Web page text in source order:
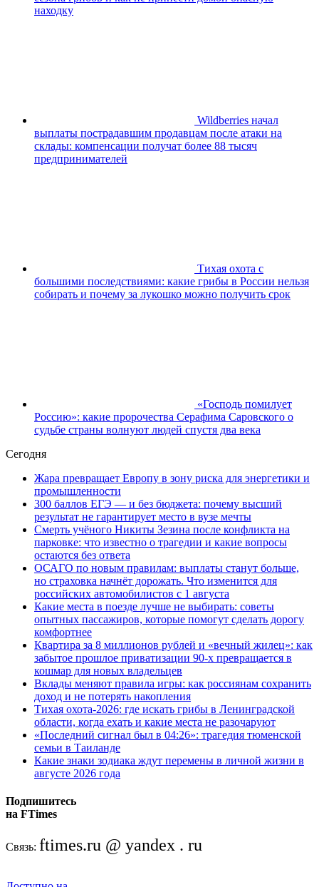
находку
Wildberries начал
выплаты пострадавшим продавцам после атаки на
склады: компенсации получат более 88 тысяч
предпринимателей
Тихая охота с
большими последствиями: какие грибы в России нельзя
собирать и почему за лукошко можно получить срок
«Господь помилует
Россию»: какие пророчества Серафима Саровского о
судьбе страны волнуют людей спустя два века
Сегодня
Жара превращает Европу в зону риска для энергетики и
промышленности
300 баллов ЕГЭ — и без бюджета: почему высший
результат не гарантирует место в вузе мечты
Смерть учёного Никиты Зезина после конфликта на
парковке: что известно о трагедии и какие вопросы
остаются без ответа
ОСАГО по новым правилам: выплаты станут больше,
но страховка начнёт дорожать. Что изменится для
российских автомобилистов с 1 августа
Какие места в поезде лучше не выбирать: советы
опытных пассажиров, которые помогут сделать дорогу
комфортнее
Квартира за 8 миллионов рублей и «вечный жилец»: как
забытое прошлое приватизации 90-х превращается в
кошмар для новых владельцев
Вклады меняют правила игры: как россиянам сохранить
доход и не потерять накопления
Тихая охота-2026: где искать грибы в Ленинградской
области, когда ехать и какие места не разочаруют
«Последний сигнал был в 04:26»: трагедия тюменской
семьи в Таиланде
Какие знаки зодиака ждут перемены в личной жизни в
августе 2026 года
Подпишитесь
на FTimes
Связь: ftimes.ru @ yandex . ru